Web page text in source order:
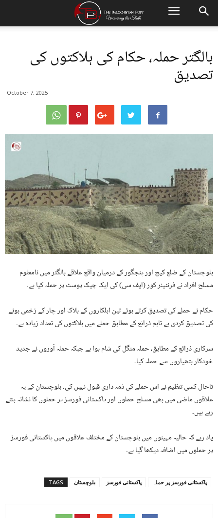
بالگتر حملہ، حکام کی ہلاکتوں کی
تصدیق
October 7, 2025
بلوچستان کے ضلع کیچ اور پنجگور کے درمیان واقع علاقے بالگتر میں نامعلوم
مسلح افراد نے فرنٹیئر کور (ایف سی) کی ایک چیک پوسٹ پر حملہ کیا ہے۔
حکام نے حملے کی تصدیق کرتے ہوئے تین اہلکاروں کے ہلاک اور چار کے زخمی ہونے
کی تصدیق کردی ہے تاہم ذرائع کے مطابق حملے میں ہلاکتوں کی تعداد زیادہ ہے۔
سرکاری ذرائع کے مطابق، حملہ منگل کی شام ہوا ہے جبکہ حملہ آوروں نے جدید
خودکار ہتھیاروں سے حملہ کیا۔
تاحال کسی تنظیم نے اس حملے کی ذمہ داری قبول نہیں کی۔ بلوچستان کے یہ
علاقوں ماضی میں بھی مسلح حملوں اور پاکستانی فورسز پر حملوں کا نشانہ بنتے
رہے ہیں۔
یاد رہے کہ حالیہ مہینوں میں بلوچستان کے مختلف علاقوں میں پاکستانی فورسز
پر حملوں میں اضافہ دیکھا گیا ہے۔
TAGS بلوچستان پاکستانی فورسز پاکستانی فورسز پر حملہ